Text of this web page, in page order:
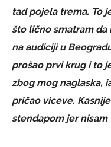
tad pojela trema. To
što lično smatram da
na audiciji u
prošao prvi krug i to
zbog mog naglaska,
pričao viceve.
stendapom jer nisam